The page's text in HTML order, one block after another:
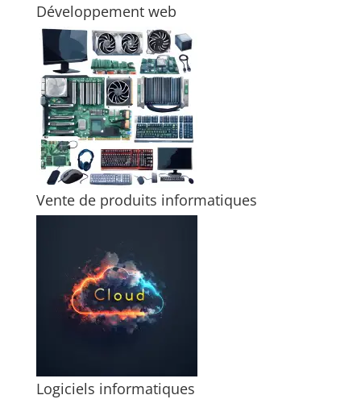
Développement web
Vente de produits informatiques
Logiciels informatiques